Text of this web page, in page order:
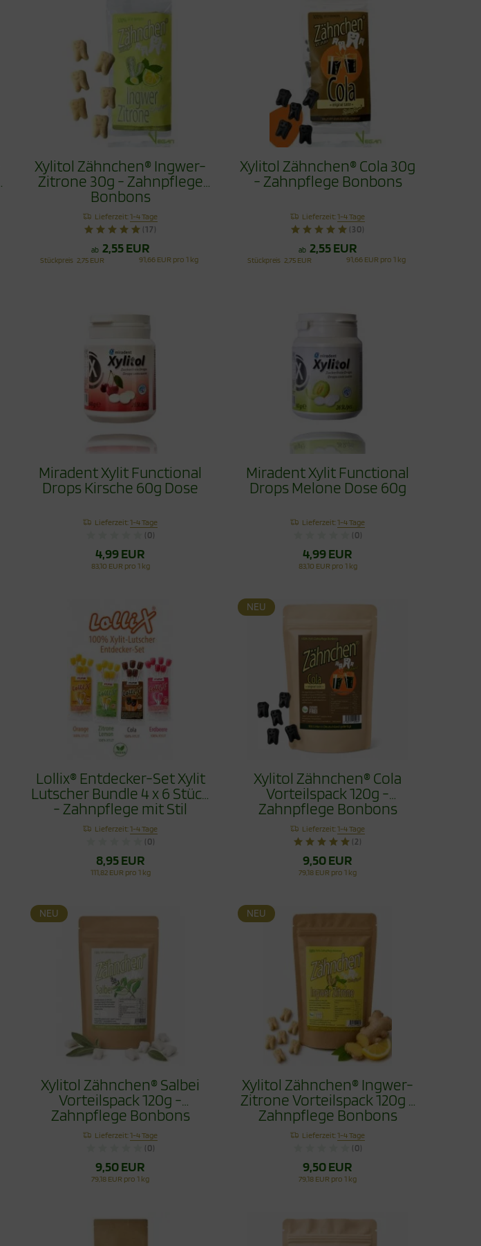
Xylitol Zähnchen® Ingwer-
Zitrone 30g - Zahnpflege
Bonbons
Lieferzeit:1-4 Tage
(17)
ab 2,55 EUR
Stückpreis 2,75 EUR 91,66 EUR pro 1 kg
Xylitol Zähnchen® Cola 30g
- Zahnpflege Bonbons
Lieferzeit:1-4 Tage
(30)
ab 2,55 EUR
Stückpreis 2,75 EUR 91,66 EUR pro 1 kg
Miradent Xylit Functional
Drops Kirsche 60g Dose
Lieferzeit:1-4 Tage
(0)
4,99 EUR
83,10 EUR pro 1 kg
Miradent Xylit Functional
Drops Melone Dose 60g
Lieferzeit:1-4 Tage
(0)
4,99 EUR
83,10 EUR pro 1 kg
Lollix® Entdecker-Set Xylit
Lutscher Bundle 4 x 6 Stück
- Zahnpflege mit Stil
Lieferzeit:1-4 Tage
(0)
8,95 EUR
111,82 EUR pro 1 kg
NEU
Xylitol Zähnchen® Cola
Vorteilspack 120g -
Zahnpflege Bonbons
Lieferzeit:1-4 Tage
(2)
9,50 EUR
79,18 EUR pro 1 kg
NEU
Xylitol Zähnchen® Salbei
Vorteilspack 120g -
Zahnpflege Bonbons
Lieferzeit:1-4 Tage
(0)
9,50 EUR
79,18 EUR pro 1 kg
NEU
Xylitol Zähnchen® Ingwer-
Zitrone Vorteilspack 120g -
Zahnpflege Bonbons
Lieferzeit:1-4 Tage
(0)
9,50 EUR
79,18 EUR pro 1 kg